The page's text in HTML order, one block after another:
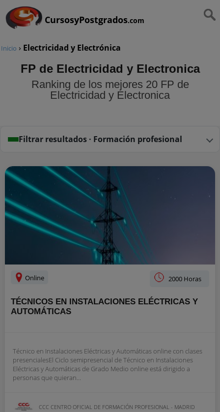
CursosyPostgrados.com
Inicio › Electricidad y Electrónica
FP de Electricidad y Electronica
Ranking de los mejores 20 FP de
Electricidad y Electronica
Filtrar resultados · Formación profesional
Online 2000 Horas
TÉCNICOS EN INSTALACIONES ELÉCTRICAS Y
AUTOMÁTICAS
Técnico en Instalaciones Eléctricas y Automáticas online con clases
presencialesEl Ciclo semipresencial de Técnico en Instalaciones
Eléctricas y Automáticas de Grado Medio online está dirigido a
personas que quieran...
CCC CENTRO OFICIAL DE FORMACIÓN PROFESIONAL - MADRID